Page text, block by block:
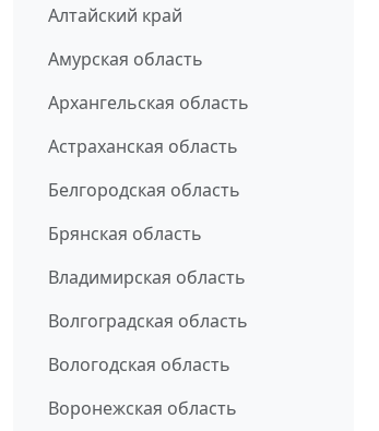
Алтайский край
Амурская область
Архангельская область
Астраханская область
Белгородская область
Брянская область
Владимирская область
Волгоградская область
Вологодская область
Воронежская область